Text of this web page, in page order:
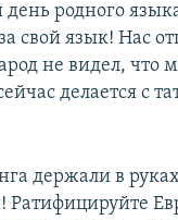
родного
свой язык! Нас
не видел, что
делается с
держали в
Ратифицируйте